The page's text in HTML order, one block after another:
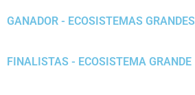
GANADOR - ECOSISTEMAS GRANDES
FINALISTAS - ECOSISTEMA GRANDE